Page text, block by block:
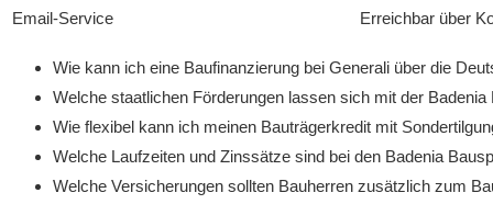
Email-Service
Erreichbar über
Wie kann ich eine Baufinanzierung bei Generali über die
Welche staatlichen Förderungen lassen sich mit der
Wie flexibel kann ich meinen Bauträgerkredit mit
Welche Laufzeiten und Zinssätze sind bei den Badenia
Welche Versicherungen sollten Bauherren zusätzlich zum